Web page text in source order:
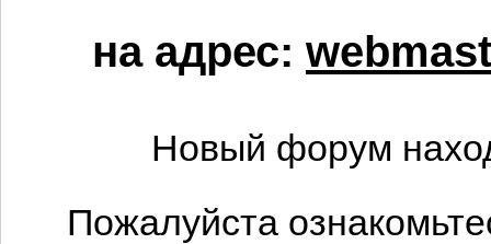
на адрес:
Новый форум
Пожалуйста